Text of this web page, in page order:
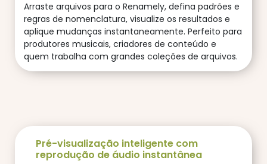
Arraste arquivos para o Renamely, defina padrões e
regras de nomenclatura, visualize os resultados e
aplique mudanças instantaneamente. Perfeito para
produtores musicais, criadores de conteúdo e
quem trabalha com grandes coleções de arquivos.
Pré-visualização inteligente com
reprodução de áudio instantânea